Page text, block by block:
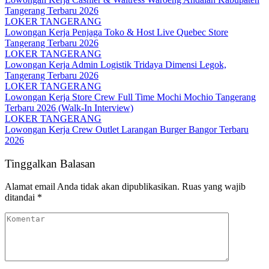
Tangerang Terbaru 2026
LOKER TANGERANG
Lowongan Kerja Penjaga Toko & Host Live Quebec Store
Tangerang Terbaru 2026
LOKER TANGERANG
Lowongan Kerja Admin Logistik Tridaya Dimensi Legok,
Tangerang Terbaru 2026
LOKER TANGERANG
Lowongan Kerja Store Crew Full Time Mochi Mochio Tangerang
Terbaru 2026 (Walk-In Interview)
LOKER TANGERANG
Lowongan Kerja Crew Outlet Larangan Burger Bangor Terbaru
2026
Tinggalkan Balasan
Alamat email Anda tidak akan dipublikasikan. Ruas yang wajib
ditandai *